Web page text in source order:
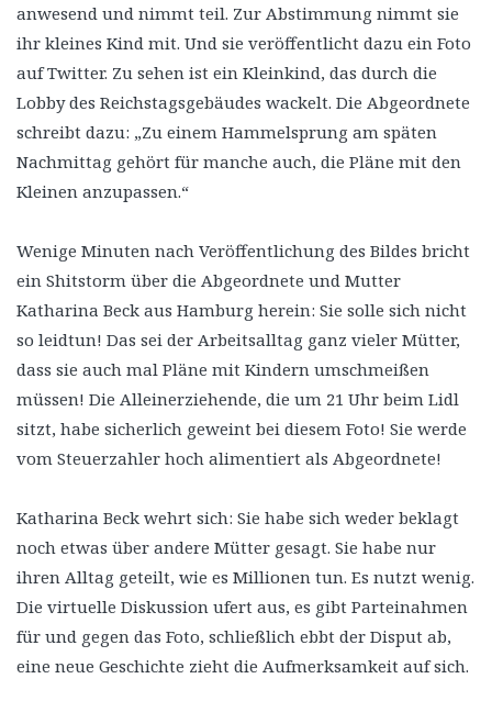
anwesend und nimmt teil. Zur Abstimmung nimmt sie
ihr kleines Kind mit. Und sie veröffentlicht dazu ein Foto
auf Twitter. Zu sehen ist ein Kleinkind, das durch die
Lobby des Reichstagsgebäudes wackelt. Die Abgeordnete
schreibt dazu: „Zu einem Hammelsprung am späten
Nachmittag gehört für manche auch, die Pläne mit den
Kleinen anzupassen.“
Wenige Minuten nach Veröffentlichung des Bildes bricht
ein Shitstorm über die Abgeordnete und Mutter
Katharina Beck aus Hamburg herein: Sie solle sich nicht
so leidtun! Das sei der Arbeitsalltag ganz vieler Mütter,
dass sie auch mal Pläne mit Kindern umschmeißen
müssen! Die Alleinerziehende, die um 21 Uhr beim Lidl
sitzt, habe sicherlich geweint bei diesem Foto! Sie werde
vom Steuerzahler hoch alimentiert als Abgeordnete!
Katharina Beck wehrt sich: Sie habe sich weder beklagt
noch etwas über andere Mütter gesagt. Sie habe nur
ihren Alltag geteilt, wie es Millionen tun. Es nutzt wenig.
Die virtuelle Diskussion ufert aus, es gibt Parteinahmen
für und gegen das Foto, schließlich ebbt der Disput ab,
eine neue Geschichte zieht die Aufmerksamkeit auf sich.